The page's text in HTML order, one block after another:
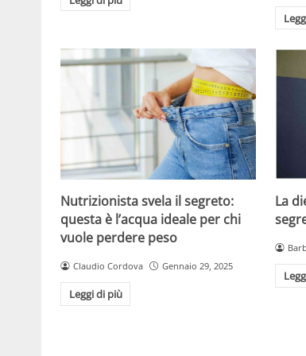
Nutrizionista svela il segreto:
questa è l’acqua ideale per chi
vuole perdere peso
Claudio Cordova Gennaio 29, 2025
Leggi di più
La